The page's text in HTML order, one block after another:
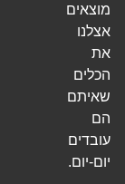
מוצאים
אצלנו
את
הכלים
שאיתם
הם
עובדים
יום-יום.